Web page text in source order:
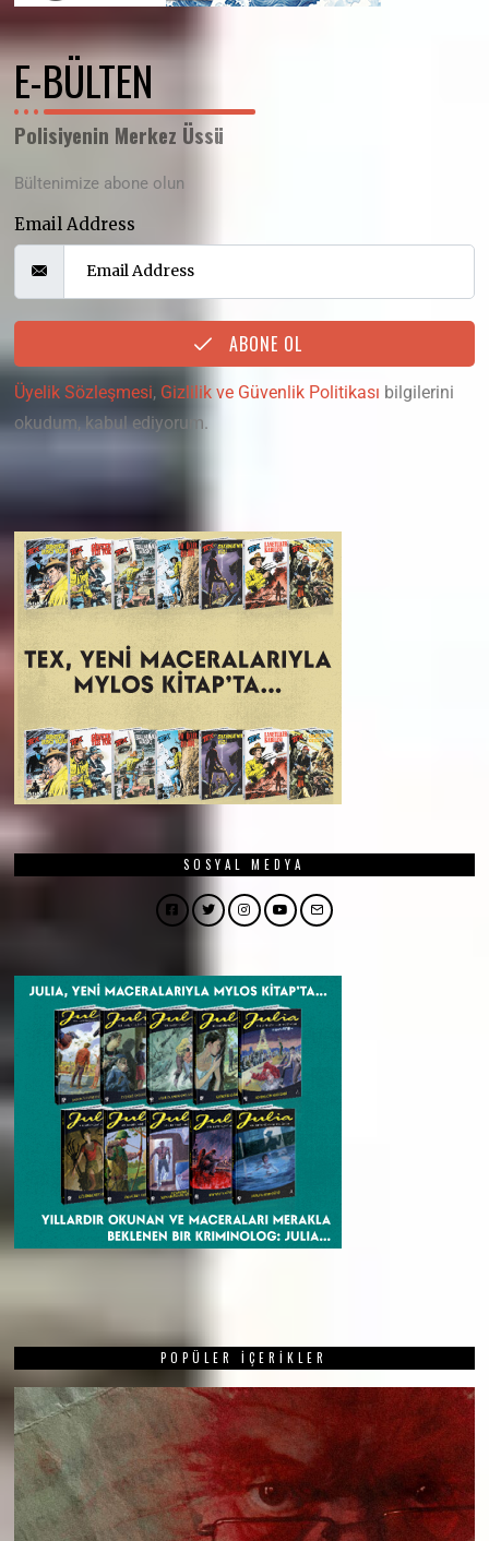
E-BÜLTEN
Polisiyenin Merkez Üssü
Bültenimize abone olun
Email Address
ABONE OL
Üyelik Sözleşmesi, Gizlilik ve Güvenlik Politikası bilgilerini
okudum, kabul ediyorum.
SOSYAL MEDYA
Facebook
TwitterInstagram
YouTubeEmail
POPÜLER İÇERIKLER